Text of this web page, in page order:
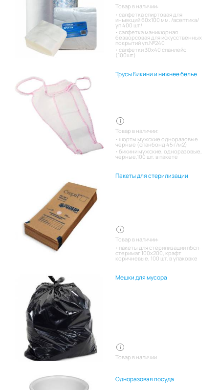
Товар в наличии:
салфетка спиртовая для
инъекций 60х100 мм. /асептика/
уп 400 шт/
салфетка маникюрная
безворсовая для искусственных
покрытий уп.№240
салфетки 30х40 спанлейс
(100шт)
Трусы Бикини и нижнее белье
Товар в наличии:
шорты мужские одноразовые
черные (спанбонд 45 г/м2)
бикини мужские, одноразовые,
черные,100 шт. в пакете
Пакеты для стерилизации
Товар в наличии:
пакеты для стерилизации пбсп-
стеримаг 100х200, крафт
коричневые, 100 шт. в упаковке
Мешки для мусора
Товар в наличии
Одноразовая посуда